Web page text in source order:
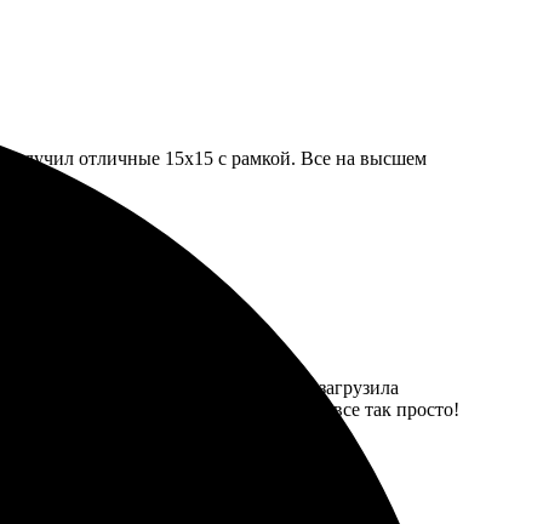
Получил отличные 15х15 с рамкой. Все на высшем
— быстро нашла нужный раздел, загрузила
яркой и качественной. Приятно, что все так просто!